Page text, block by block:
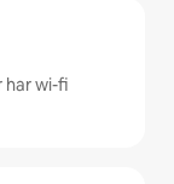
har wi-fi